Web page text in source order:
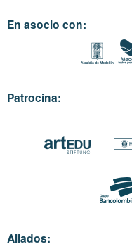
En asocio con:
Patrocina:
Aliados: